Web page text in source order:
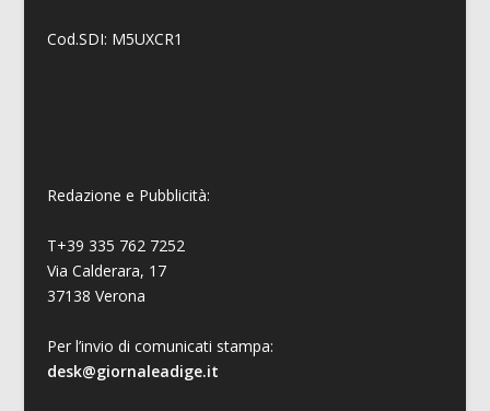
Cod.SDI: M5UXCR1
Redazione e Pubblicità:
T+39 335 762 7252
Via Calderara, 17
37138 Verona
Per l’invio di comunicati stampa:
desk@giornaleadige.it